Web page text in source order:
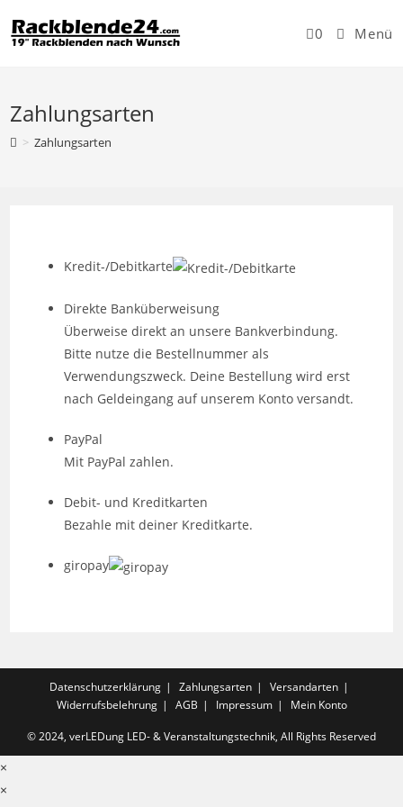
Inhalt
0 Menü
Zahlungsarten
> Zahlungsarten
Kredit-/Debitkarte
Direkte Banküberweisung
Überweise direkt an unsere Bankverbindung.
Bitte nutze die Bestellnummer als
Verwendungszweck. Deine Bestellung wird erst
nach Geldeingang auf unserem Konto versandt.
PayPal
Mit PayPal zahlen.
Debit- und Kreditkarten
Bezahle mit deiner Kreditkarte.
giropay
Datenschutzerklärung Zahlungsarten
Versandarten
Widerrufsbelehrung
AGB Impressum Mein Konto
© 2024, verLEDung LED- & Veranstaltungstechnik, All Rights Reserved
×
×